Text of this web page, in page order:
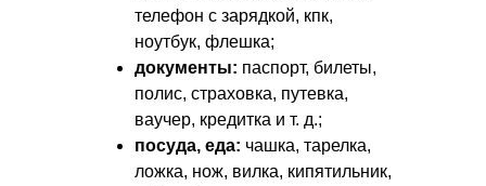
телефон с зарядкой, кпк,
ноутбук, флешка;
документы: паспорт, билеты,
полис, страховка, путевка,
ваучер, кредитка и т. д.;
посуда, еда: чашка, тарелка,
ложка, нож, вилка, кипятильник,